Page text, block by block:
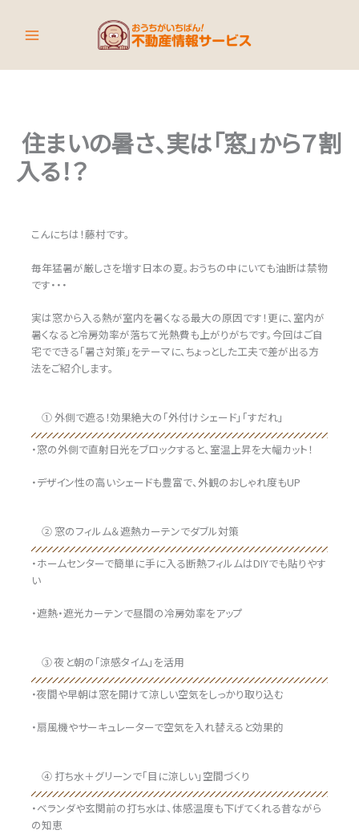
キ
住まいの暑さ、実は「窓」から７割
入る！？
こんにちは！藤村です。
毎年猛暑が厳しさを増す日本の夏。おうちの中にいても油断は禁物
です・・・
実は窓から入る熱が室内を暑くなる最大の原因です！更に、室内が
暑くなると冷房効率が落ちて光熱費も上がりがちです。今回はご自
宅でできる「暑さ対策」をテーマに、ちょっとした工夫で差が出る方
法をご紹介します。
① 外側で遮る！効果絶大の「外付けシェード」「すだれ」
・窓の外側で直射日光をブロックすると、室温上昇を大幅カット！
・デザイン性の高いシェードも豊富で、外観のおしゃれ度もUP
② 窓のフィルム＆遮熱カーテンでダブル対策
・ホームセンターで簡単に手に入る断熱フィルムはDIYでも貼りやす
い
・遮熱・遮光カーテンで昼間の冷房効率をアップ
③ 夜と朝の「涼感タイム」を活用
・夜間や早朝は窓を開けて涼しい空気をしっかり取り込む
・扇風機やサーキュレーターで空気を入れ替えると効果的
④ 打ち水＋グリーンで「目に涼しい」空間づくり
・ベランダや玄関前の打ち水は、体感温度も下げてくれる昔ながら
の知恵